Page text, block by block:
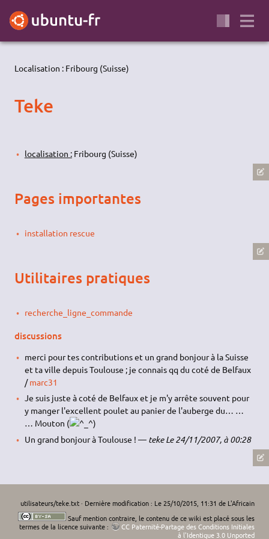
Localisation : Fribourg (Suisse)
Teke
localisation :Fribourg (Suisse)
Pages importantes
installation rescue
Utilitaires pratiques
recherche_ligne_commande
discussions
merci pour tes contributions et un grand bonjour à la Suisse
et ta ville depuis Toulouse ; je connais qq du coté de Belfaux
/marc31
Je suis juste à coté de Belfaux et je m'y arrête souvent pour
y manger l'excellent poulet au panier de l'auberge du… …
… Mouton (
)
Un grand bonjour à Toulouse ! — teke Le 24/11/2007, à 00:28
utilisateurs/teke.txt· Dernière modification : Le 25/10/2015, 11:31 de L'Africain
Sauf mention contraire, le contenu de ce wiki est placé sous les
termes de la licence suivante :
CC Paternité-Partage des Conditions Initiales
à l'Identique 3.0 Unported